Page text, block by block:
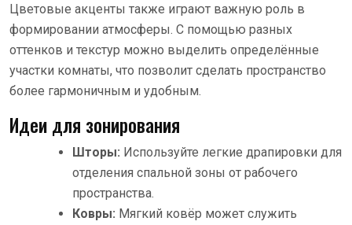
Цветовые акценты также играют важную роль в
формировании атмосферы. С помощью разных
оттенков и текстур можно выделить определённые
участки комнаты, что позволит сделать пространство
более гармоничным и удобным.
Идеи для зонирования
Шторы: Используйте легкие драпировки для
отделения спальной зоны от рабочего
пространства.
Ковры: Мягкий ковёр может служить